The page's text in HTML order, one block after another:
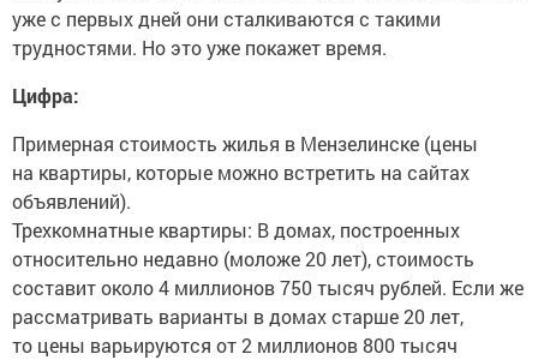
уже с первых дней они сталкиваются с такими
трудностями. Но это уже покажет время.
Цифра:
Примерная стоимость жилья в Мензелинске (цены
на квартиры, которые можно встретить на сайтах
объявлений).
Трехкомнатные квартиры: В домах, построенных
относительно недавно (моложе 20 лет), стоимость
составит около 4 миллионов 750 тысяч рублей. Если же
рассматривать варианты в домах старше 20 лет,
то цены варьируются от 2 миллионов 800 тысяч